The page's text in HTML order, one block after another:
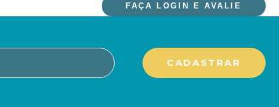
FAÇA LOGIN E AVALIE